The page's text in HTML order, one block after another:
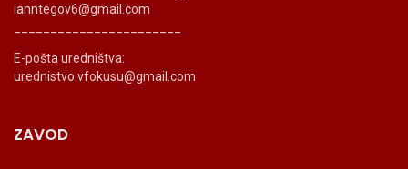
ianntegov6@gmail.com
E-pošta uredništva:
urednistvo.vfokusu@gmail.com
ZAVOD